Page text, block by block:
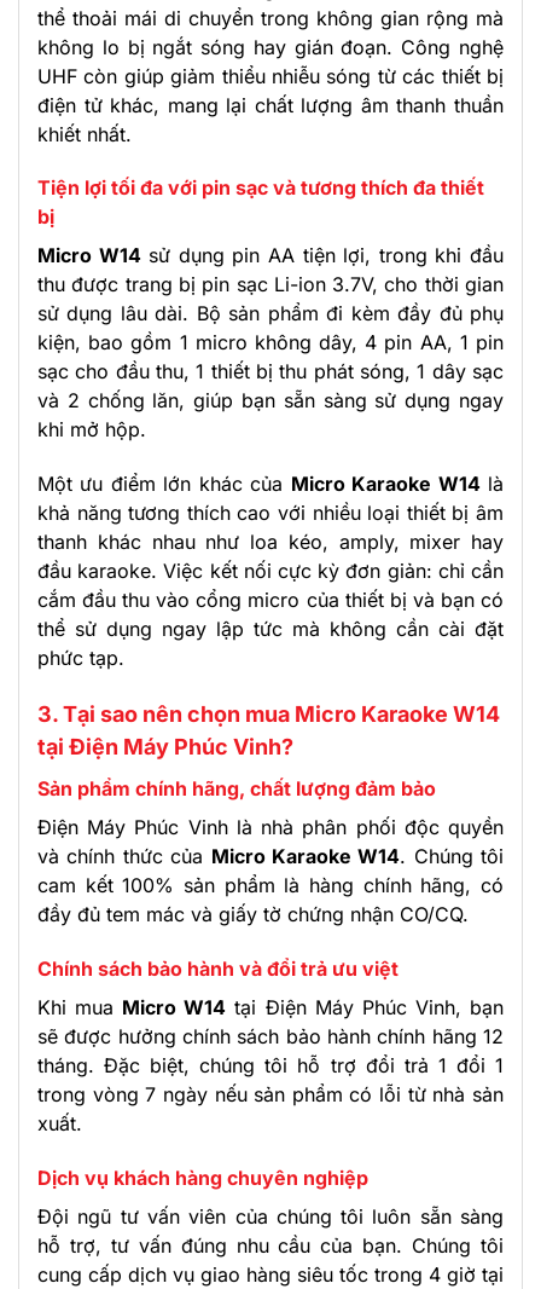
thể thoải mái di chuyển trong không gian rộng mà
không lo bị ngắt sóng hay gián đoạn. Công nghệ
UHF còn giúp giảm thiểu nhiễu sóng từ các thiết bị
điện tử khác, mang lại chất lượng âm thanh thuần
khiết nhất.
Tiện lợi tối đa với pin sạc và tương thích đa thiết
bị
Micro W14sử dụng pin AA tiện lợi, trong khi đầu
thu được trang bị pin sạc Li-ion 3.7V, cho thời gian
sử dụng lâu dài. Bộ sản phẩm đi kèm đầy đủ phụ
kiện, bao gồm 1 micro không dây, 4 pin AA, 1 pin
sạc cho đầu thu, 1 thiết bị thu phát sóng, 1 dây sạc
và 2 chống lăn, giúp bạn sẵn sàng sử dụng ngay
khi mở hộp.
Một ưu điểm lớn khác của Micro Karaoke W14là
khả năng tương thích cao với nhiều loại thiết bị âm
thanh khác nhau như loa kéo, amply, mixer hay
đầu karaoke. Việc kết nối cực kỳ đơn giản: chỉ cần
cắm đầu thu vào cổng micro của thiết bị và bạn có
thể sử dụng ngay lập tức mà không cần cài đặt
phức tạp.
3. Tại sao nên chọn mua Micro Karaoke W14
tại Điện Máy Phúc Vinh?
Sản phẩm chính hãng, chất lượng đảm bảo
Điện Máy Phúc Vinh là nhà phân phối độc quyền
và chính thức của Micro Karaoke W14. Chúng tôi
cam kết 100% sản phẩm là hàng chính hãng, có
đầy đủ tem mác và giấy tờ chứng nhận CO/CQ.
Chính sách bảo hành và đổi trả ưu việt
Khi mua Micro W14 tại Điện Máy Phúc Vinh, bạn
sẽ được hưởng chính sách bảo hành chính hãng 12
tháng. Đặc biệt, chúng tôi hỗ trợ đổi trả 1 đổi 1
trong vòng 7 ngày nếu sản phẩm có lỗi từ nhà sản
xuất.
Dịch vụ khách hàng chuyên nghiệp
Đội ngũ tư vấn viên của chúng tôi luôn sẵn sàng
hỗ trợ, tư vấn đúng nhu cầu của bạn. Chúng tôi
cung cấp dịch vụ giao hàng siêu tốc trong 4 giờ tại